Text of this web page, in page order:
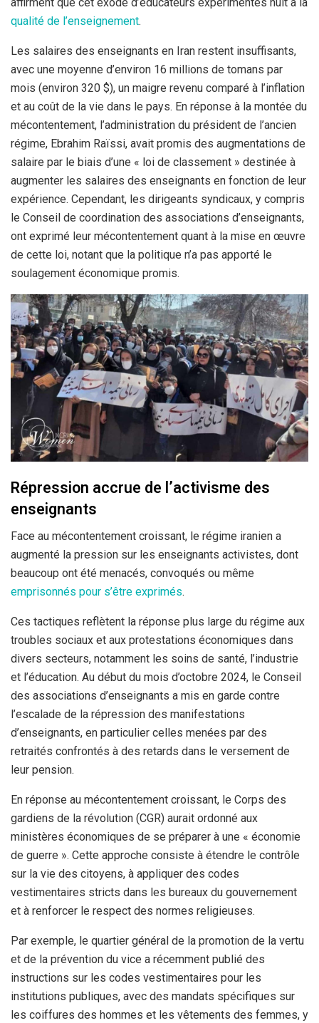
qualité de l’enseignement.
Les salaires des enseignants en Iran restent insuffisants,
avec une moyenne d’environ 16 millions de tomans par
mois (environ 320 $), un maigre revenu comparé à l’inflation
et au coût de la vie dans le pays. En réponse à la montée du
mécontentement, l’administration du président de l’ancien
régime, Ebrahim Raïssi, avait promis des augmentations de
salaire par le biais d’une « loi de classement » destinée à
augmenter les salaires des enseignants en fonction de leur
expérience. Cependant, les dirigeants syndicaux, y compris
le Conseil de coordination des associations d’enseignants,
ont exprimé leur mécontentement quant à la mise en œuvre
de cette loi, notant que la politique n’a pas apporté le
soulagement économique promis.
Répression accrue de l’activisme des
enseignants
Face au mécontentement croissant, le régime iranien a
augmenté la pression sur les enseignants activistes, dont
beaucoup ont été menacés, convoqués ou même
emprisonnés pour s’être exprimés.
Ces tactiques reflètent la réponse plus large du régime aux
troubles sociaux et aux protestations économiques dans
divers secteurs, notamment les soins de santé, l’industrie
et l’éducation. Au début du mois d’octobre 2024, le Conseil
des associations d’enseignants a mis en garde contre
l’escalade de la répression des manifestations
d’enseignants, en particulier celles menées par des
retraités confrontés à des retards dans le versement de
leur pension.
En réponse au mécontentement croissant, le Corps des
gardiens de la révolution (CGR) aurait ordonné aux
ministères économiques de se préparer à une « économie
de guerre ». Cette approche consiste à étendre le contrôle
sur la vie des citoyens, à appliquer des codes
vestimentaires stricts dans les bureaux du gouvernement
et à renforcer le respect des normes religieuses.
Par exemple, le quartier général de la promotion de la vertu
et de la prévention du vice a récemment publié des
instructions sur les codes vestimentaires pour les
institutions publiques, avec des mandats spécifiques sur
les coiffures des hommes et les vêtements des femmes, y